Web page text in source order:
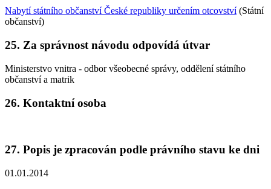
Nabytí státního občanství České republiky určením otcovství(Státní
občanství)
25. Za správnost návodu odpovídá útvar
Ministerstvo vnitra - odbor všeobecné správy, oddělení státního
občanství a matrik
26. Kontaktní osoba
27. Popis je zpracován podle právního stavu ke dni
01.01.2014